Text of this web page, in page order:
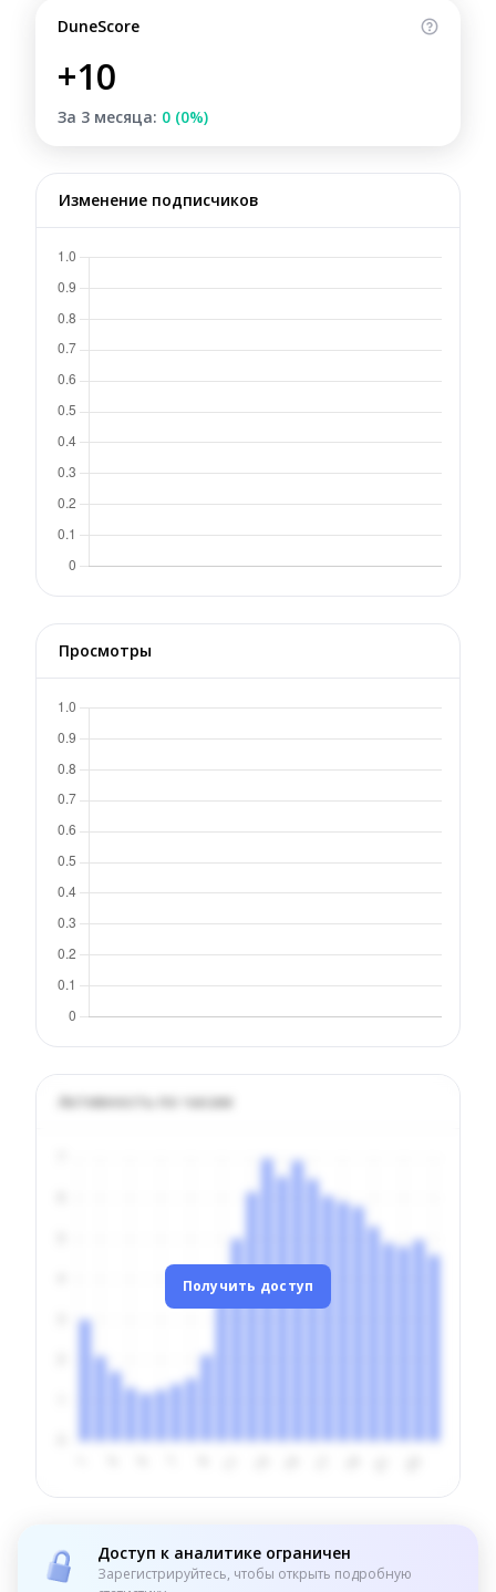
DuneScore
+10
За 3 месяца: 0 (0%)
Изменение подписчиков
Просмотры
Активность по часам
Получить доступ
Доступ к аналитике ограничен
Зарегистрируйтесь, чтобы открыть подробную